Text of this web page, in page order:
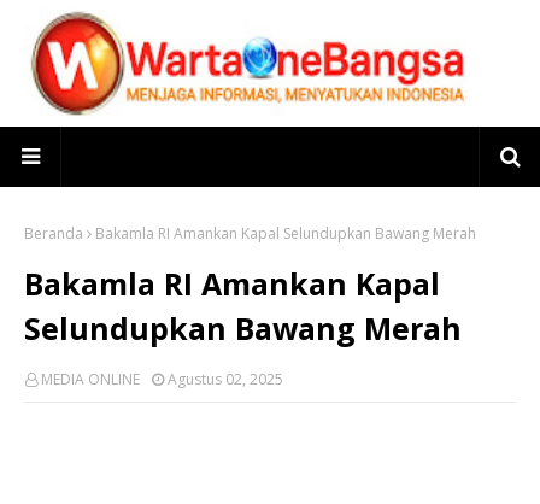
Beranda Bakamla RI Amankan Kapal Selundupkan Bawang Merah
Bakamla RI Amankan Kapal
Selundupkan Bawang Merah
MEDIA ONLINE Agustus 02, 2025